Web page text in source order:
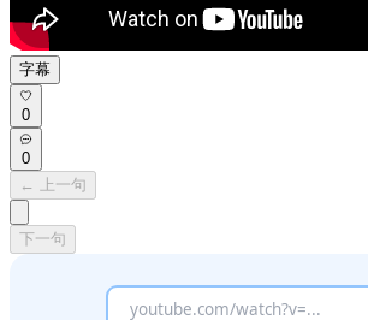
字幕
0
0
← 上一句
下一句